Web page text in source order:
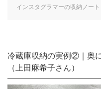
インスタグラマーの収納ノート
冷蔵庫収納の実例②｜奥
（上田麻希子さん）